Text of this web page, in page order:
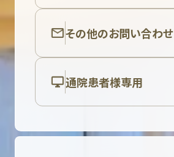
その他のお問い合わせ
通院患者様専用